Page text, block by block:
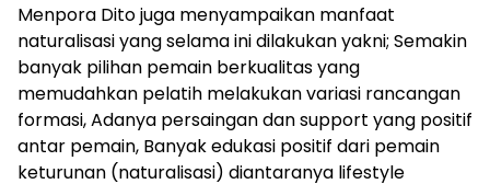
Menpora Dito juga menyampaikan manfaat
naturalisasi yang selama ini dilakukan yakni; Semakin
banyak pilihan pemain berkualitas yang
memudahkan pelatih melakukan variasi rancangan
formasi, Adanya persaingan dan support yang positif
antar pemain, Banyak edukasi positif dari pemain
keturunan (naturalisasi) diantaranya lifestyle